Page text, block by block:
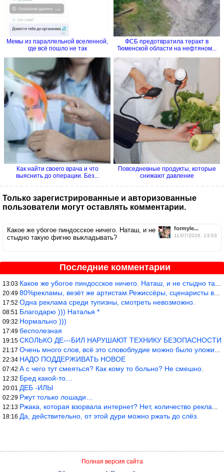
Мемы из параллельной вселенной,
где всё пошло не так
ФСБ предотвратила теракт в
Тюменской области на нефтяном...
Как найти своего врача и что
выяснить до операции. Без...
Повседневные продукты, которые
снижают давление
Только зарегистрированные и авторизованные
пользователи могут оставлять комментарии.
formyle...
11/07/2026, 13:03
Какое же убогое пиндосское ничего. Наташ, и не
стыдно такую фигню выкладывать?
Последние комментарии
13:03 Какое же убогое пиндосское ничего. Наташ, и не стыдно такую фигн
20:49 80%рекламы, везёт же артистам.Режиссёры, сценаристы вы где или к
17:52 Одна реклама среди тупизны, смотреть невозможно.
08:51 Благодарю ))) Наталья *
09:32 Нормально )))
17:49 бесполезная
19:15 СКОЛЬКО ДЕ---БИЛ НАРУШАЮТ ТЕХНИКУ БЕЗОПАСНОСТИ
21:17 Очень много слов, всё это словоблудие можно было уложить в 1 мин
22:34 НАДО ПОДДЕРЖИВАТЬ НОВОЕ
07:42 А с чего тут смеяться? Как кому то больно? Не смешно.
12:32 Бред какой-то…
20:01 ДЕБ -ИЛЫ
02:29 Ржут только лошади…
12:13 Ржака, которая взорвала интернет? Нет, количество рекламы выводи
18:16 Да, действительно, от этой дури можно ржать до слёз.
Полная версия сайта